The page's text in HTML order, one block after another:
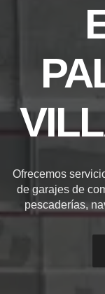
Ofrecemos
de garajes de
pescaderías,